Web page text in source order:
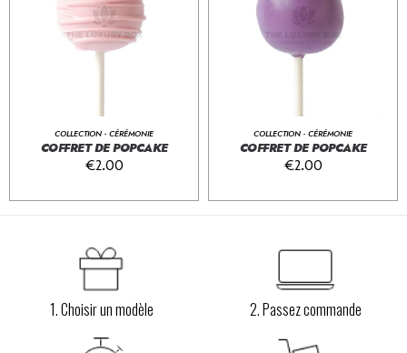
COLLECTION - CÉRÉMONIE
COFFRET DE POPCAKE
€2.00
COLLECTION - CÉRÉMONIE
COFFRET DE POPCAKE
€2.00
1. Choisir un modèle 2. Passez commande